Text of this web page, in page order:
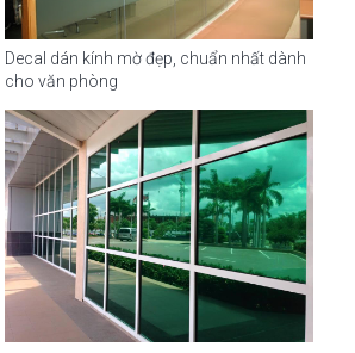
Decal dán kính mờ đẹp, chuẩn nhất dành
cho văn phòng